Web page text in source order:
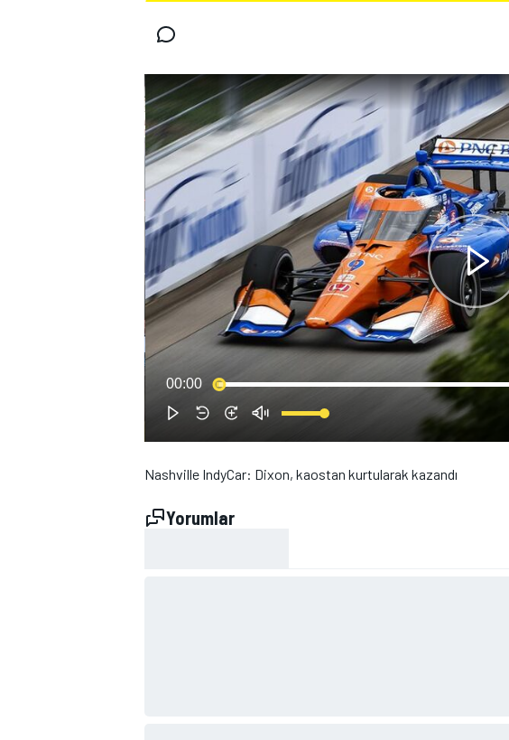
MOTOGP
WORLD SUPERBIKE
00:00
Nashville IndyCar: Dixon, kaostan kurtularak kazandı
Yorumlar